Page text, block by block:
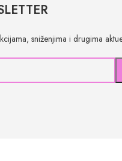
sniženjima i drugima